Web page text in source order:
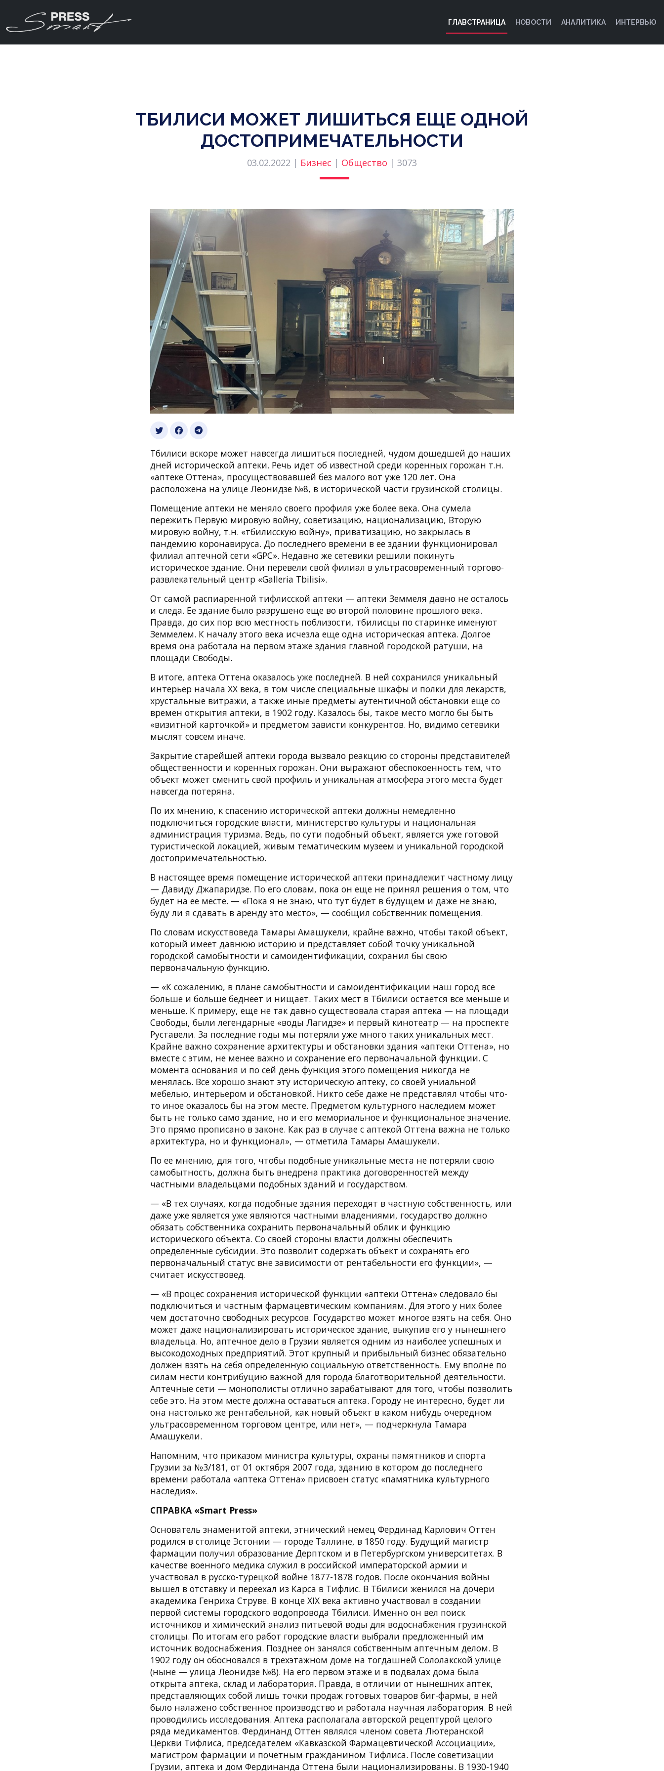
ГЛАВСТРАНИЦА НОВОСТИ АНАЛИТИКА ИНТЕРВЬЮ
ТБИЛИСИ МОЖЕТ ЛИШИТЬСЯ ЕЩЕ ОДНОЙ
ДОСТОПРИМЕЧАТЕЛЬНОСТИ
03.02.2022 | Бизнес | Общество | 3073
Тбилиси вскоре может навсегда лишиться последней, чудом дошедшей до наших
дней исторической аптеки. Речь идет об известной среди коренных горожан т.н.
«аптеке Оттена», просуществовавшей без малого вот уже 120 лет. Она
расположена на улице Леонидзе №8, в исторической части грузинской столицы.
Помещение аптеки не меняло своего профиля уже более века. Она сумела
пережить Первую мировую войну, советизацию, национализацию, Вторую
мировую войну, т.н. «тбилисскую войну», приватизацию, но закрылась в
пандемию коронавируса. До последнего времени в ее здании функционировал
филиал аптечной сети «GPC». Недавно же сетевики решили покинуть
историческое здание. Они перевели свой филиал в ультрасовременный торгово-
развлекательный центр «Galleria Tbilisi».
От самой распиаренной тифлисской аптеки — аптеки Земмеля давно не осталось
и следа. Ее здание было разрушено еще во второй половине прошлого века.
Правда, до сих пор всю местность поблизости, тбилисцы по старинке именуют
Земмелем. К началу этого века исчезла еще одна историческая аптека. Долгое
время она работала на первом этаже здания главной городской ратуши, на
площади Свободы.
В итоге, аптека Оттена оказалось уже последней. В ней сохранился уникальный
интерьер начала ХХ века, в том числе специальные шкафы и полки для лекарств,
хрустальные витражи, а также иные предметы аутентичной обстановки еще со
времен открытия аптеки, в 1902 году. Казалось бы, такое место могло бы быть
«визитной карточкой» и предметом зависти конкурентов. Но, видимо сетевики
мыслят совсем иначе.
Закрытие старейшей аптеки города вызвало реакцию со стороны представителей
общественности и коренных горожан. Они выражают обеспокоенность тем, что
объект может сменить свой профиль и уникальная атмосфера этого места будет
навсегда потеряна.
По их мнению, к спасению исторической аптеки должны немедленно
подключиться городские власти, министерство культуры и национальная
администрация туризма. Ведь, по сути подобный объект, является уже готовой
туристической локацией, живым тематическим музеем и уникальной городской
достопримечательностью.
В настоящее время помещение исторической аптеки принадлежит частному лицу
— Давиду Джапаридзе. По его словам, пока он еще не принял решения о том, что
будет на ее месте. — «Пока я не знаю, что тут будет в будущем и даже не знаю,
буду ли я сдавать в аренду это место», — сообщил собственник помещения.
По словам искусствоведа Тамары Амашукели, крайне важно, чтобы такой объект,
который имеет давнюю историю и представляет собой точку уникальной
городской самобытности и самоидентификации, сохранил бы свою
первоначальную функцию.
— «К сожалению, в плане самобытности и самоидентификации наш город все
больше и больше беднеет и нищает. Таких мест в Тбилиси остается все меньше и
меньше. К примеру, еще не так давно существовала старая аптека — на площади
Свободы, были легендарные «воды Лагидзе» и первый кинотеатр — на проспекте
Руставели. За последние годы мы потеряли уже много таких уникальных мест.
Крайне важно сохранение архитектуры и обстановки здания «аптеки Оттена», но
вместе с этим, не менее важно и сохранение его первоначальной функции. С
момента основания и по сей день функция этого помещения никогда не
менялась. Все хорошо знают эту историческую аптеку, со своей униальной
мебелью, интерьером и обстановкой. Никто себе даже не представлял чтобы что-
то иное оказалось бы на этом месте. Предметом культурного наследием может
быть не только само здание, но и его мемориальное и функциональное значение.
Это прямо прописано в законе. Как раз в случае с аптекой Оттена важна не только
архитектура, но и функционал», — отметила Тамары Амашукели.
По ее мнению, для того, чтобы подобные уникальные места не потеряли свою
самобытность, должна быть внедрена практика договоренностей между
частными владельцами подобных зданий и государством.
— «В тех случаях, когда подобные здания переходят в частную собственность, или
даже уже является уже являются частными владениями, государство должно
обязать собственника сохранить первоначальный облик и функцию
исторического объекта. Со своей стороны власти должны обеспечить
определенные субсидии. Это позволит содержать объект и сохранять его
первоначальный статус вне зависимости от рентабельности его функции», —
считает искусствовед.
— «В процес сохранения исторической функции «аптеки Оттена» следовало бы
подключиться и частным фармацевтическим компаниям. Для этого у них более
чем достаточно свободных ресурсов. Государство может многое взять на себя. Оно
может даже национализировать историческое здание, выкупив его у нынешнего
владельца. Но, аптечное дело в Грузии является одним из наиболее успешных и
высокодоходных предприятий. Этот крупный и прибыльный бизнес обязательно
должен взять на себя определенную социальную ответственность. Ему вполне по
силам нести контрибуцию важной для города благотворительной деятельности.
Аптечные сети — монополисты отлично зарабатывают для того, чтобы позволить
себе это. На этом месте должна оставаться аптека. Городу не интересно, будет ли
она настолько же рентабельной, как новый объект в каком нибудь очередном
ультрасовременном торговом центре, или нет», — подчеркнула Тамара
Амашукели.
Напомним, что приказом министра культуры, охраны памятников и спорта
Грузии за №3/181, от 01 октября 2007 года, зданию в котором до последнего
времени работала «аптека Оттена» присвоен статус «памятника культурного
наследия».
СПРАВКА «Smart Press»
Основатель знаменитой аптеки, этнический немец Фердинад Карлович Оттен
родился в столице Эстонии — городе Таллине, в 1850 году. Будущий магистр
фармации получил образование Дерптском и в Петербургском университетах. В
качестве военного медика служил в российской императорской армии и
участвовал в русско-турецкой войне 1877-1878 годов. После окончания войны
вышел в отставку и переехал из Карса в Тифлис. В Тбилиси женился на дочери
академика Генриха Струве. В конце XIX века активно участвовал в создании
первой системы городского водопровода Тбилиси. Именно он вел поиск
источников и химический анализ питьевой воды для водоснабжения грузинской
столицы. По итогам его работ городские власти выбрали предложенный им
источник водоснабжения. Позднее он занялся собственным аптечным делом. В
1902 году он обосновался в трехэтажном доме на тогдашней Сололакской улице
(ныне — улица Леонидзе №8). На его первом этаже и в подвалах дома была
открыта аптека, склад и лаборатория. Правда, в отличии от нынешних аптек,
представляющих собой лишь точки продаж готовых товаров биг-фармы, в ней
было налажено собственное производство и работала научная лаборатория. В ней
проводились исследования. Аптека располагала авторской рецептурой целого
ряда медикаментов. Фердинанд Оттен являлся членом совета Лютеранской
Церкви Тифлиса, председателем «Кавказской Фармацевтической Ассоциации»,
магистром фармации и почетным гражданином Тифлиса. После советизации
Грузии, аптека и дом Фердинанда Оттена были национализированы. В 1930-1940